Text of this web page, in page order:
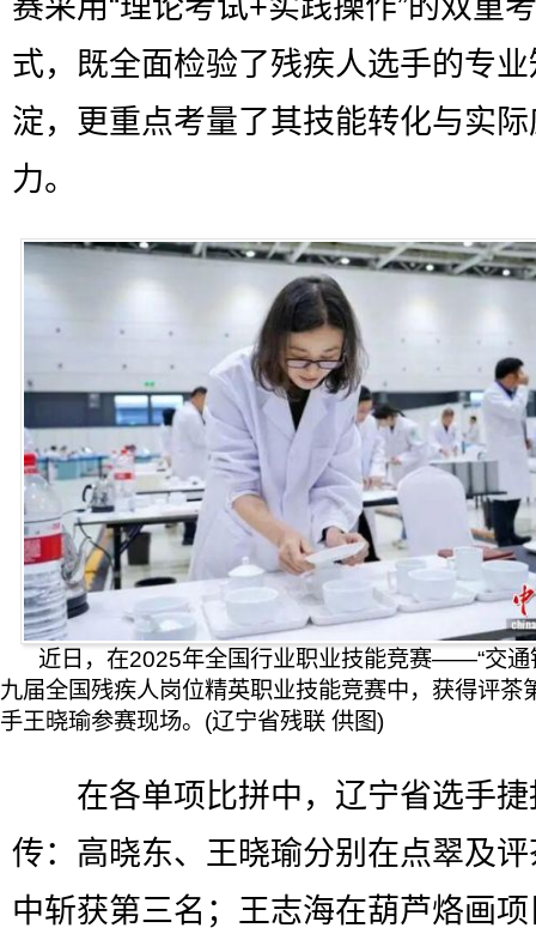
式，既全面检验了残疾人选手的专
淀，更重点考量了其技能转化与实
力。
近日，在2025年全国行业职业技能竞赛——“交通
九届全国残疾人岗位精英职业技能竞赛中，获得评茶
手王晓瑜参赛现场。(辽宁省残联 供图)
在各单项比拼中，辽宁省选手捷
传：高晓东、王晓瑜分别在点翠及
中斩获第三名；王志海在葫芦烙画